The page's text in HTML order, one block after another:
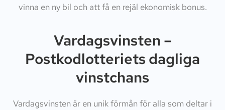
vinna en ny bil och att få en rejäl ekonomisk bonus.
Vardagsvinsten –
Postkodlotteriets dagliga
vinstchans
Vardagsvinsten är en unik förmån för alla som deltar i